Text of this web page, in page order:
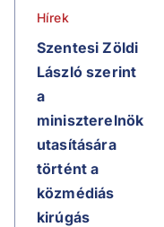
Hírek
Szentesi Zöldi
László szerint
a
miniszterelnök
utasítására
történt a
közmédiás
kirúgás